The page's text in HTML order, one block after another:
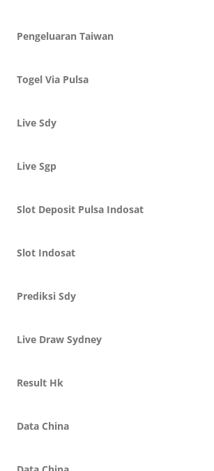
Pengeluaran Taiwan
Togel Via Pulsa
Live Sdy
Live Sgp
Slot Deposit Pulsa Indosat
Slot Indosat
Prediksi Sdy
Live Draw Sydney
Result Hk
Data China